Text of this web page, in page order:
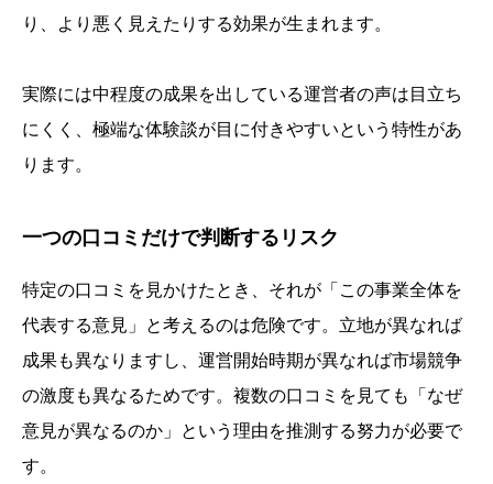
り、より悪く見えたりする効果が生まれます。
実際には中程度の成果を出している運営者の声は目立ち
にくく、極端な体験談が目に付きやすいという特性があ
ります。
一つの口コミだけで判断するリスク
特定の口コミを見かけたとき、それが「この事業全体を
代表する意見」と考えるのは危険です。立地が異なれば
成果も異なりますし、運営開始時期が異なれば市場競争
の激度も異なるためです。複数の口コミを見ても「なぜ
意見が異なるのか」という理由を推測する努力が必要で
す。